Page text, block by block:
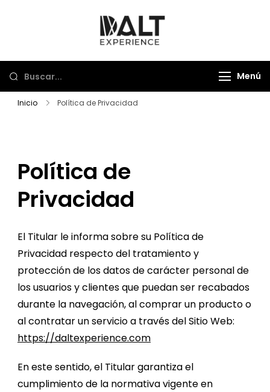
Menú
Inicio Política de Privacidad
Política de
Privacidad
El Titular le informa sobre su Política de
Privacidad respecto del tratamiento y
protección de los datos de carácter personal de
los usuarios y clientes que puedan ser recabados
durante la navegación, al comprar un producto o
al contratar un servicio a través del Sitio Web:
https://daltexperience.com
En este sentido, el Titular garantiza el
cumplimiento de la normativa vigente en